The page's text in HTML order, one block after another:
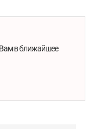
в ближайшее